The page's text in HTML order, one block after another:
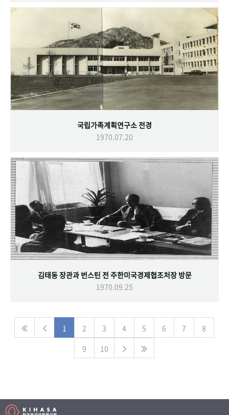
국립가족계획연구소 전경
1970.07.20
김태동 장관과 번스틴 전 주한미국경제협조처장 방문
1970.09.25
1 2 3 4 5 6 7
8
9
10